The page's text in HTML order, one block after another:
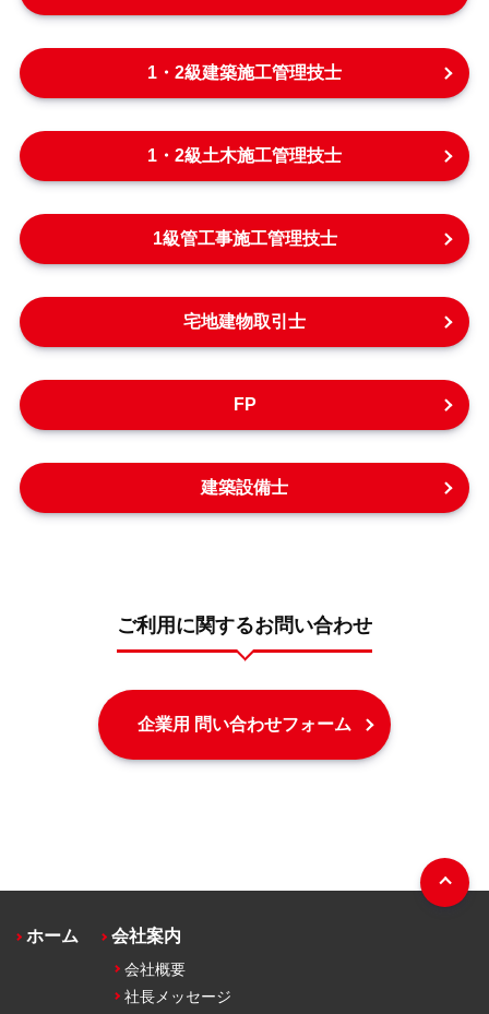
1・2級建築施工管理技士
1・2級土木施工管理技士
1級管工事施工管理技士
宅地建物取引士
FP
建築設備士
ご利用に関するお問い合わせ
企業用 問い合わせフォーム
ホーム 会社案内
会社概要
社長メッセージ